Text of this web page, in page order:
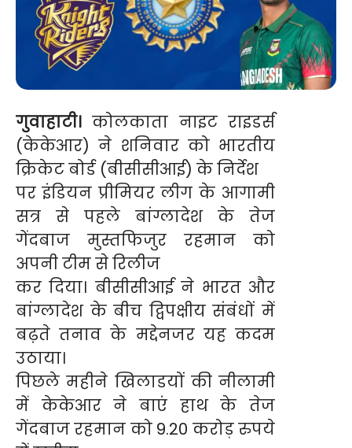
गुवाहाटी। कोलकाता नाइट राइडर्स
(केकेआर) ने शनिवार को भारतीय
क्रिकेट बोर्ड (बीसीसीआई) के निर्देश
पर इंडियन प्रीमियर लीग के आगामी
सत्र से पहले बांग्लादेश के तेज
गेंदबाज मुस्तफिजुर रहमान को
अपनी टीम से रिलीज
कर दिया। बीसीसीआई ने भारत और
बांग्लादेश के बीच द्विपक्षीय संबंधों में
बढ़ते तनाव के मद्देनजर यह कदम
उठाया।
पिछले महीने खिलाडयों की नीलामी
में केकेआर ने बाएं हाथ के तेज
गेंदबाज रहमान को 9.20 करोड़ रुपये